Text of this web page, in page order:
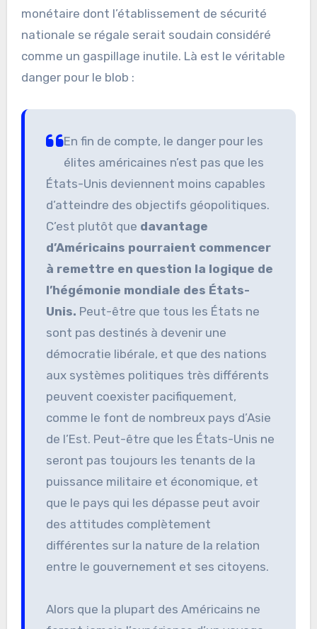
monétaire dont l’établissement de sécurité
nationale se régale serait soudain considéré
comme un gaspillage inutile. Là est le véritable
danger pour le blob :
En fin de compte, le danger pour les
élites américaines n’est pas que les
États-Unis deviennent moins capables
d’atteindre des objectifs géopolitiques.
C’est plutôt que davantage
d’Américains pourraient commencer
à remettre en question la logique de
l’hégémonie mondiale des États-
Unis. Peut-être que tous les États ne
sont pas destinés à devenir une
démocratie libérale, et que des nations
aux systèmes politiques très différents
peuvent coexister pacifiquement,
comme le font de nombreux pays d’Asie
de l’Est. Peut-être que les États-Unis ne
seront pas toujours les tenants de la
puissance militaire et économique, et
que le pays qui les dépasse peut avoir
des attitudes complètement
différentes sur la nature de la relation
entre le gouvernement et ses citoyens.
Alors que la plupart des Américains ne